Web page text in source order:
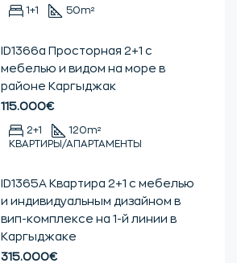
1+1 50m²
ID1366a Просторная 2+1 с
мебелью и видом на море в
районе Каргыджак
115.000€
2+1 120m²
КВАРТИРЫ/АПАРТАМЕНТЫ
ID1365А Квартира 2+1 с мебелью
и индивидуальным дизайном в
вип-комплексе на 1-й линии в
Каргыджаке
315.000€